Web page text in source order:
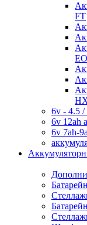
FT
6v - 4.5 /
6v 12ah
6v 7ah-